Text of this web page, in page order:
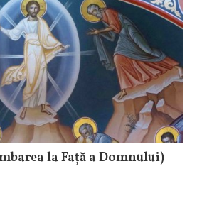
la Față a Domnului)